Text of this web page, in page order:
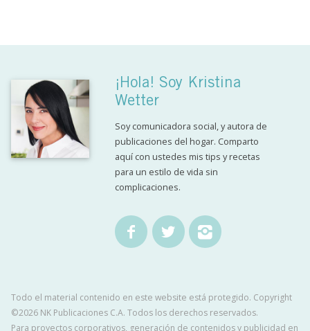
¡Hola! Soy Kristina
Wetter
Soy comunicadora social, y autora de
publicaciones del hogar. Comparto
aquí con ustedes mis tips y recetas
para un estilo de vida sin
complicaciones.
Todo el material contenido en este website está protegido. Copyright
©2026 NK Publicaciones C.A. Todos los derechos reservados.
Para proyectos corporativos, generación de contenidos y publicidad en